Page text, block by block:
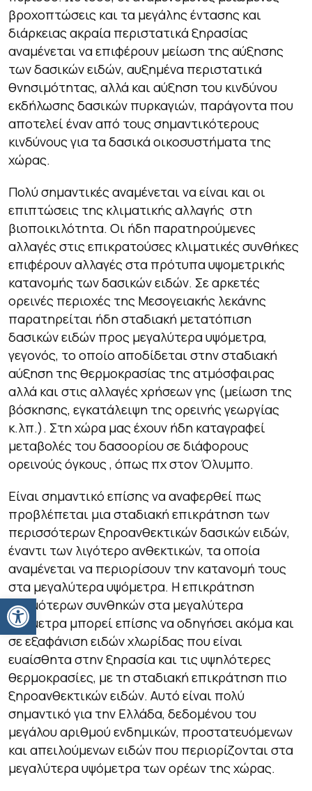
Ανοίξτε τη γραμμή εργαλείων
βροχοπτώσεις και τα μεγάλης έντασης και
διάρκειας ακραία περιστατικά ξηρασίας
αναμένεται να επιφέρουν μείωση της αύξησης
των δασικών ειδών, αυξημένα περιστατικά
θνησιμότητας, αλλά και αύξηση του κινδύνου
εκδήλωσης δασικών πυρκαγιών, παράγοντα που
αποτελεί έναν από τους σημαντικότερους
κινδύνους για τα δασικά οικοσυστήματα της
χώρας.
Πολύ σημαντικές αναμένεται να είναι και οι
επιπτώσεις της κλιματικής αλλαγής στη
βιοποικιλότητα. Οι ήδη παρατηρούμενες
αλλαγές στις επικρατούσες κλιματικές συνθήκες
επιφέρουν αλλαγές στα πρότυπα υψομετρικής
κατανομής των δασικών ειδών. Σε αρκετές
ορεινές περιοχές της Μεσογειακής λεκάνης
παρατηρείται ήδη σταδιακή μετατόπιση
δασικών ειδών προς μεγαλύτερα υψόμετρα,
γεγονός, το οποίο αποδίδεται στην σταδιακή
αύξηση της θερμοκρασίας της ατμόσφαιρας
αλλά και στις αλλαγές χρήσεων γης (μείωση της
βόσκησης, εγκατάλειψη της ορεινής γεωργίας
κ.λπ.). Στη χώρα μας έχουν ήδη καταγραφεί
μεταβολές του δασοορίου σε διάφορους
ορεινούς όγκους , όπως πχ στον Όλυμπο.
Είναι σημαντικό επίσης να αναφερθεί πως
προβλέπεται μια σταδιακή επικράτηση των
περισσότερων ξηροανθεκτικών δασικών ειδών,
έναντι των λιγότερο ανθεκτικών, τα οποία
αναμένεται να περιορίσουν την κατανομή τους
στα μεγαλύτερα υψόμετρα. Η επικράτηση
θερμότερων συνθηκών στα μεγαλύτερα
υψόμετρα μπορεί επίσης να οδηγήσει ακόμα και
σε εξαφάνιση ειδών χλωρίδας που είναι
ευαίσθητα στην ξηρασία και τις υψηλότερες
θερμοκρασίες, με τη σταδιακή επικράτηση πιο
ξηροανθεκτικών ειδών. Αυτό είναι πολύ
σημαντικό για την Ελλάδα, δεδομένου του
μεγάλου αριθμού ενδημικών, προστατευόμενων
και απειλούμενων ειδών που περιορίζονται στα
μεγαλύτερα υψόμετρα των ορέων της χώρας.